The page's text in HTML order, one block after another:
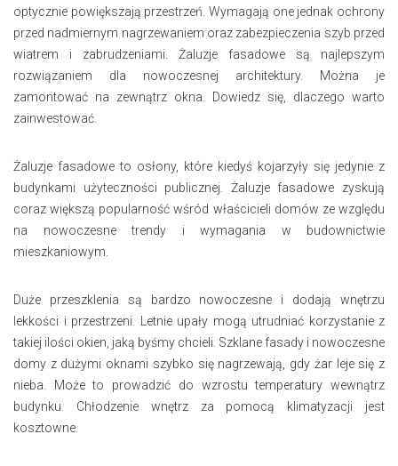
optycznie powiększają przestrzeń. Wymagają one jednak ochrony
przed nadmiernym nagrzewaniem oraz zabezpieczenia szyb przed
wiatrem i zabrudzeniami. Żaluzje fasadowe są najlepszym
rozwiązaniem dla nowoczesnej architektury. Można je
zamontować na zewnątrz okna. Dowiedz się, dlaczego warto
zainwestować.
Żaluzje fasadowe to osłony, które kiedyś kojarzyły się jedynie z
budynkami użyteczności publicznej. Żaluzje fasadowe zyskują
coraz większą popularność wśród właścicieli domów ze względu
na nowoczesne trendy i wymagania w budownictwie
mieszkaniowym.
Duże przeszklenia są bardzo nowoczesne i dodają wnętrzu
lekkości i przestrzeni. Letnie upały mogą utrudniać korzystanie z
takiej ilości okien, jaką byśmy chcieli. Szklane fasady i nowoczesne
domy z dużymi oknami szybko się nagrzewają, gdy żar leje się z
nieba. Może to prowadzić do wzrostu temperatury wewnątrz
budynku. Chłodzenie wnętrz za pomocą klimatyzacji jest
kosztowne.